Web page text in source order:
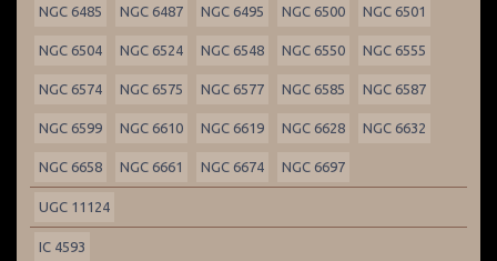
NGC 6485 NGC 6487 NGC 6495 NGC 6500 NGC 6501
NGC 6504 NGC 6524 NGC 6548 NGC 6550 NGC 6555
NGC 6574 NGC 6575 NGC 6577 NGC 6585 NGC 6587
NGC 6599 NGC 6610 NGC 6619 NGC 6628 NGC 6632
NGC 6658 NGC 6661 NGC 6674 NGC 6697
UGC 11124
IC 4593